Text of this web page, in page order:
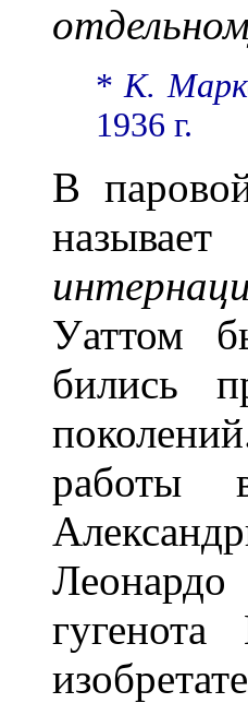
*К.
1936 г.
В
Уаттом
бились
работы